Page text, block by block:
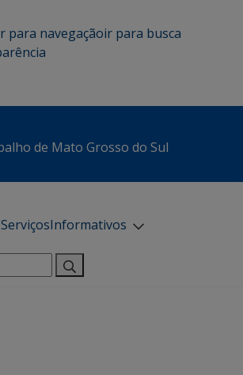
para navegaçãoir para busca
de Mato Grosso do Sul
ServiçosInformativos